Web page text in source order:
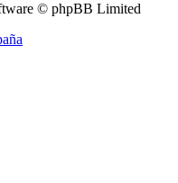
© phpBB Limited